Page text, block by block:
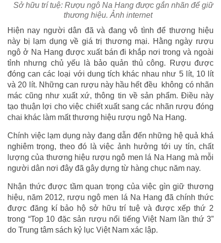
Sở hữu trí tuệ: Rượu ngô Na Hang được gắn nhãn để giữ
thương hiệu. Ảnh internet
Hiện nay người dân đã và đang vô tình để thương hiệu
này bị lạm dụng về giá trị thương mại. Hằng ngày rượu
ngô ở Na Hang được xuất bán đi khắp nơi trong và ngoài
tỉnh nhưng chủ yếu là bảo quản thủ công. Rượu được
đóng can các loại với dung tích khác nhau như 5 lít, 10 lít
và 20 lít. Những can rượu này hầu hết đều không có nhãn
mác cũng như xuất xứ, thông tin về sản phẩm. Điều này
tạo thuận lợi cho việc chiết xuất sang các nhãn rượu đóng
chai khác làm mất thương hiệu rượu ngô Na Hang.
Chính việc lạm dụng này đang dẫn đến những hệ quả khá
nghiêm trọng, theo đó là việc ảnh hưởng tới uy tín, chất
lượng của thương hiệu rượu ngô men lá Na Hang mà mỗi
người dân nơi đây đã gây dựng từ hàng chục năm nay.
Nhận thức được tầm quan trọng của việc gìn giữ thương
hiệu, năm 2012, rượu ngô men lá Na Hang đã chính thức
được đăng kí bảo hộ sở hữu trí tuệ và được xếp thứ 2
trong “Top 10 đặc sản rượu nổi tiếng Việt Nam lần thứ 3”
do Trung tâm sách kỷ lục Việt Nam xác lập.